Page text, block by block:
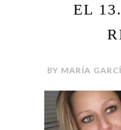
EL
BY MARÍA